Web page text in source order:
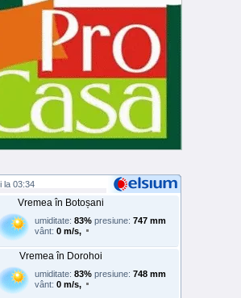
la 03:34
Vremea în Botoșani
umiditate: 83% presiune: 747 mm
vânt: 0 m/s,
Vremea în Dorohoi
umiditate: 83% presiune: 748 mm
vânt: 0 m/s,